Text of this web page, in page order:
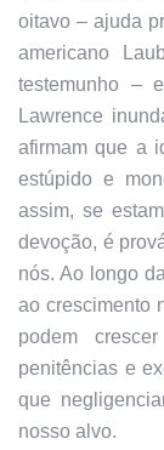
oitavo – ajuda
americano
testemunho –
Lawrence
afirmam que a
estúpido e
assim, se
devoção, é
nós. Ao longo
ao crescimento
podem
penitências e
que
nosso alvo.